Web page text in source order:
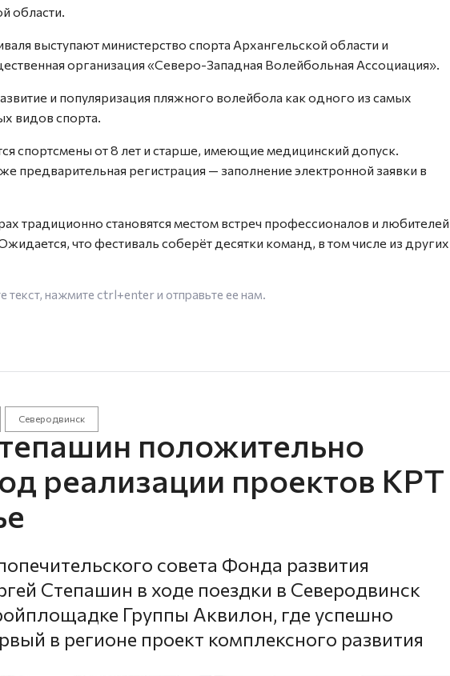
области.
выступают министерство спорта Архангельской области и
организация «Северо-Западная Волейбольная Ассоциация».
и популяризация пляжного волейбола как одного из самых
видов спорта.
спортсмены от 8 лет и старше, имеющие медицинский допуск.
предварительная регистрация — заполнение электронной заявки в
традиционно становятся местом встреч профессионалов и любителей
что фестиваль соберёт десятки команд, в том числе из других
текст, нажмите ctrl+enterи отправьте ее нам.
Северодвинск
положительно
реализации проектов КРТ
совета Фонда развития
Степашин в ходе поездки в Северодвинск
Группы Аквилон, где успешно
в регионе проект комплексного развития